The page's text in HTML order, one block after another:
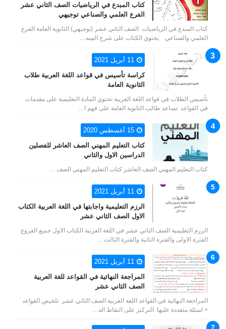
كتاب المبدع في الرياضيات الصف الثاني عشر
الفرع العلمي والصناعي توجيهي
كتاب المبدع في الرياضيات الصف الثاني عشر (توجيهي) الثانوية العامة الفرع
العلمي والصناعي يحتوي الكتاب على شرح المِنه…
11 أبريل 2021
كراسة تأسيس في قواعد اللغة العربية طلاب
الثانوية العامة
تأسيس الطلاب في قواعد اللغة العربية تحتوي المادة التعليمية على مقدمات
في القواعد تساعد طالب الثانوية العامة على فهم ا…
15 أغسطس 2020
كتاب التعليم المهني الصف العاشر للفصلين
الدراسين الاول والثاني
كتاب التعليم المهني الصف العاشر كتاب التعليم المهني الصف …
11 أبريل 2021
الرزم التعليمية واجابتها في اللغة العربية الكتاب
الاول الصف الثاني عشر
الرزم التعليمية الصف الثاني عشر في اللغة العربية الكتاب الاول جميع الفروع
الفترة الاولى والفترة الثانية والفترة الثالث…
11 أبريل 2021
المراجعة النهائية في القواعد للغة العربية
الصف الثاني عشر
المراجعة النهائية في القواعد اللغة العربية الصف الثاني عشر تلخيص القواعد
+ اسئلة متعددة عليها التركيز على النقاط اله…